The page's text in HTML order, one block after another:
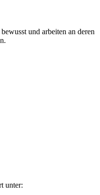
und arbeiten an deren
unter: